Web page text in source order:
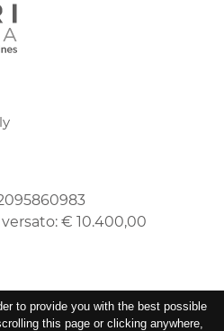
to provide you with the best possible
this page or clicking anywhere,
versato: € 10.400,00
marketing e